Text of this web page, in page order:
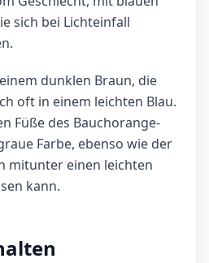
sich bei Lichteinfall
dunklen Braun, die
oft in einem leichten Blau.
Füße des Bauchorange-
Farbe, ebenso wie der
mitunter einen leichten
kann.